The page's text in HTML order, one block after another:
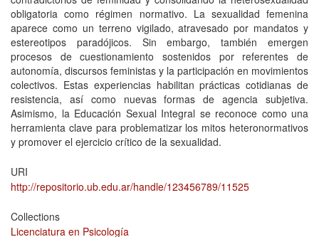
obligatoria como régimen normativo. La sexualidad femenina
aparece como un terreno vigilado, atravesado por mandatos y
estereotipos paradójicos. Sin embargo, también emergen
procesos de cuestionamiento sostenidos por referentes de
autonomía, discursos feministas y la participación en movimientos
colectivos. Estas experiencias habilitan prácticas cotidianas de
resistencia, así como nuevas formas de agencia subjetiva.
Asimismo, la Educación Sexual Integral se reconoce como una
herramienta clave para problematizar los mitos heteronormativos
y promover el ejercicio crítico de la sexualidad.
URI
http://repositorio.ub.edu.ar/handle/123456789/11525
Collections
Licenciatura en Psicología